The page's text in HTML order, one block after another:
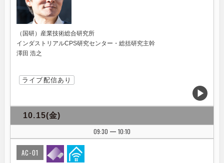
（国研）産業技術総合研究所
インダストリアルCPS研究センター・総括研究主幹
澤田 浩之
ライブ配信あり
10.15(金)
09:30
| 10:10
AC-01